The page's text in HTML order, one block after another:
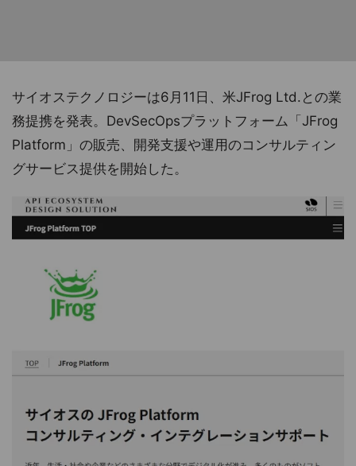
サイオステクノロジーは6月11日、米JFrog Ltd.との業
務提携を発表。DevSecOpsプラットフォーム「JFrog
Platform」の販売、開発支援や運用のコンサルティン
グサービス提供を開始した。